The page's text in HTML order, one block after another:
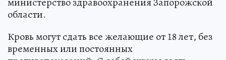
области.
Кровь могут сдать все желающие от 18 лет, без
временных или постоянных